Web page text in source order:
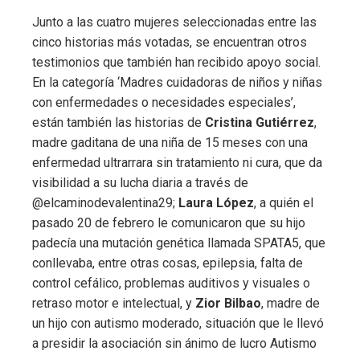
Junto a las cuatro mujeres seleccionadas entre las
cinco historias más votadas, se encuentran otros
testimonios que también han recibido apoyo social.
En la categoría ‘Madres cuidadoras de niños y niñas
con enfermedades o necesidades especiales’,
están también las historias de Cristina Gutiérrez,
madre gaditana de una niña de 15 meses con una
enfermedad ultrarrara sin tratamiento ni cura, que da
visibilidad a su lucha diaria a través de
@elcaminodevalentina29; Laura López, a quién el
pasado 20 de febrero le comunicaron que su hijo
padecía una mutación genética llamada SPATA5, que
conllevaba, entre otras cosas, epilepsia, falta de
control cefálico, problemas auditivos y visuales o
retraso motor e intelectual, y Zior Bilbao, madre de
un hijo con autismo moderado, situación que le llevó
a presidir la asociación sin ánimo de lucro Autismo